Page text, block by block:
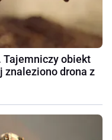
obiekt
znaleziono drona z